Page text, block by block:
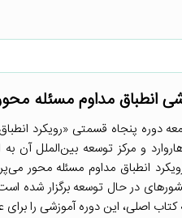
انطباق مداوم مسئله
و مرکز توسعه بین‌الملل آن
انطباق مداوم مسئله محور
در حال توسعه برگزار شده
اصلی، این دوره آموزشی را برای